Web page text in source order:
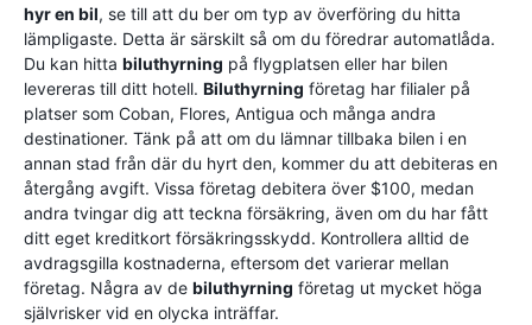
hyr en bil, se till att du ber om typ av överföring du hitta
lämpligaste. Detta är särskilt så om du föredrar automatlåda.
Du kan hitta biluthyrning på flygplatsen eller har bilen
levereras till ditt hotell. Biluthyrning företag har filialer på
platser som Coban, Flores, Antigua och många andra
destinationer. Tänk på att om du lämnar tillbaka bilen i en
annan stad från där du hyrt den, kommer du att debiteras en
återgång avgift. Vissa företag debitera över $100, medan
andra tvingar dig att teckna försäkring, även om du har fått
ditt eget kreditkort försäkringsskydd. Kontrollera alltid de
avdragsgilla kostnaderna, eftersom det varierar mellan
företag. Några av de biluthyrning företag ut mycket höga
självrisker vid en olycka inträffar.